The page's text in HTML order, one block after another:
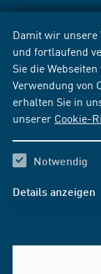
Damit wir
und fortlaufend
Sie die
Verwendung von
erhalten Sie in
unserer Cookie-
Notwendig
Details anzeigen